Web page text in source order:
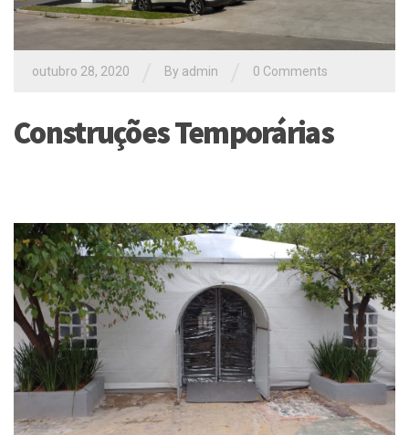
outubro 28, 2020 By admin 0 Comments
Construções Temporárias